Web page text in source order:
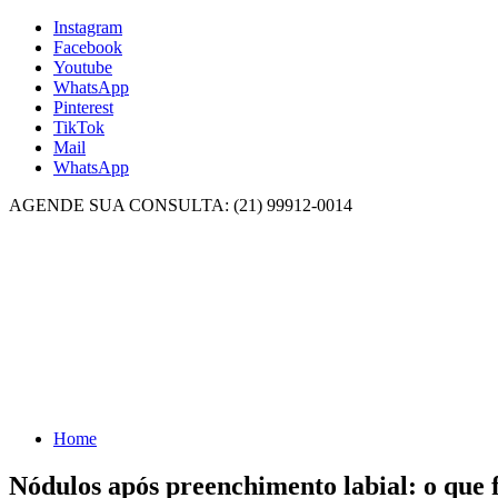
Instagram
Facebook
Youtube
WhatsApp
Pinterest
TikTok
Mail
WhatsApp
AGENDE SUA CONSULTA: (21) 99912-0014
Home
Nódulos após preenchimento labial: o que